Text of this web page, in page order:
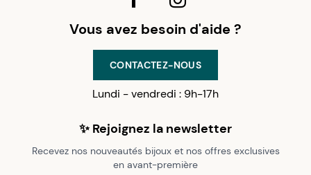
Vous avez besoin d'aide ?
CONTACTEZ-NOUS
Lundi - vendredi : 9h-17h
✨ Rejoignez la newsletter
Recevez nos nouveautés bijoux et nos offres exclusives
en avant-première